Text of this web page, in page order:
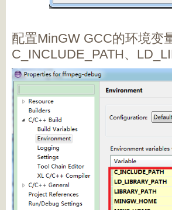
配置MinGW GCC的环境变
C_INCLUDE_PATH、